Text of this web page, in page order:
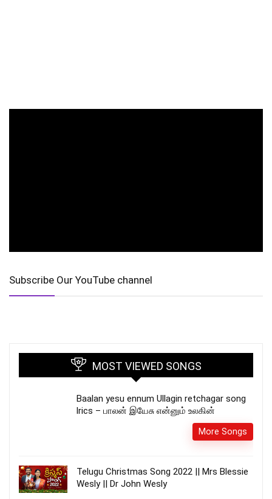
Subscribe Our YouTube channel
MOST VIEWED SONGS
Baalan yesu ennum Ullagin retchagar song
lrics – பாலன் இயேசு என்னும் உலகின்
More Songs
Telugu Christmas Song 2022 || Mrs Blessie
Wesly || Dr John Wesly